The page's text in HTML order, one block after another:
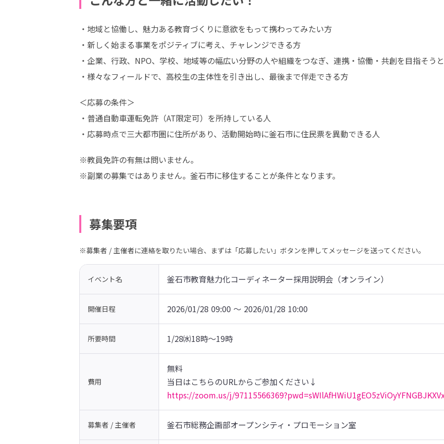
・地域と協働し、魅力ある教育づくりに意欲をもって携わってみたい方
・新しく始まる事業をポジティブに考え、チャレンジできる方
・企業、行政、NPO、学校、地域等の幅広い分野の人や組織をつなぎ、連携・協働・共創を目指そう
・様々なフィールドで、高校生の主体性を引き出し、最後まで伴走できる方
＜応募の条件＞
・普通自動車運転免許（AT限定可）を所持している人
・応募時点で三大都市圏に住所があり、活動開始時に釜石市に住民票を異動できる人
※教員免許の有無は問いません。
※副業の募集ではありません。釜石市に移住することが条件となります。
募集要項
※募集者 / 主催者に連絡を取りたい場合、まずは「応募したい」ボタンを押してメッセージを送ってください。
イベント名 釜石市教育魅力化コーディネーター採用説明会（オンライン）
開催日程 2026/01/28 09:00 〜 2026/01/28 10:00
所要時間 1/28㈬18時～19時
費用
無料
https://zoom.us/j/
募集者 / 主催者 釜石市総務企画部オープンシティ・プロモーション室